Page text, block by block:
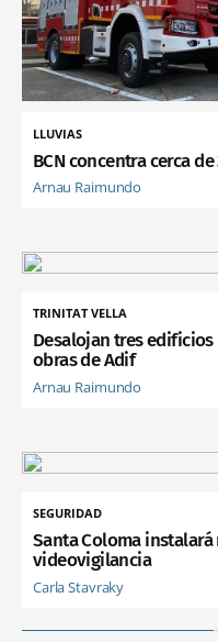
LLUVIAS
BCN concentra cerca
Arnau Raimundo
TRINITAT VELLA
Desalojan tres
obras de Adif
Arnau Raimundo
SEGURIDAD
Santa Coloma instalará
videovigilancia
Carla Stavraky